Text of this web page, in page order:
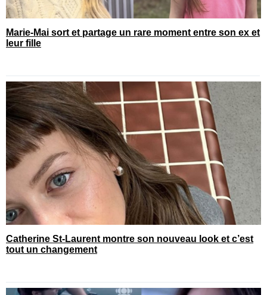
Marie-Mai sort et partage un rare moment entre son ex et
leur fille
Catherine St-Laurent montre son nouveau look et c’est
tout un changement